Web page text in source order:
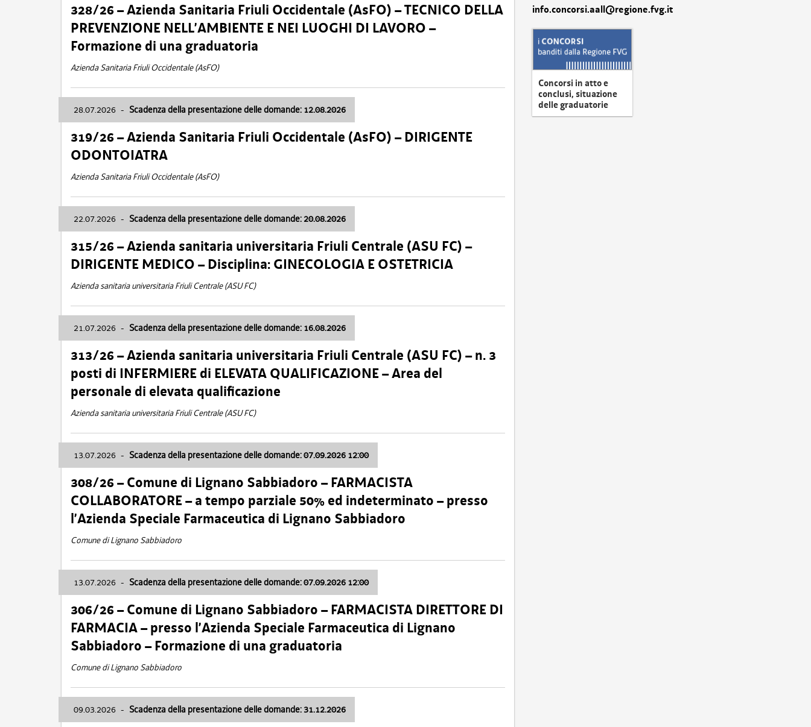
328/26 – Azienda Sanitaria Friuli Occidentale (AsFO) – TECNICO DELLA
PREVENZIONE NELL’AMBIENTE E NEI LUOGHI DI LAVORO –
Formazione di una graduatoria
Azienda Sanitaria Friuli Occidentale (AsFO)
28.07.2026 - Scadenza della presentazione delle domande: 12.08.2026
319/26 – Azienda Sanitaria Friuli Occidentale (AsFO) – DIRIGENTE
ODONTOIATRA
Azienda Sanitaria Friuli Occidentale (AsFO)
22.07.2026 - Scadenza della presentazione delle domande: 20.08.2026
315/26 – Azienda sanitaria universitaria Friuli Centrale (ASU FC) –
DIRIGENTE MEDICO – Disciplina: GINECOLOGIA E OSTETRICIA
Azienda sanitaria universitaria Friuli Centrale (ASU FC)
21.07.2026 - Scadenza della presentazione delle domande: 16.08.2026
313/26 – Azienda sanitaria universitaria Friuli Centrale (ASU FC) – n. 3
posti di INFERMIERE di ELEVATA QUALIFICAZIONE – Area del
personale di elevata qualificazione
Azienda sanitaria universitaria Friuli Centrale (ASU FC)
13.07.2026 - Scadenza della presentazione delle domande: 07.09.2026 12:00
308/26 – Comune di Lignano Sabbiadoro – FARMACISTA
COLLABORATORE – a tempo parziale 50% ed indeterminato – presso
l’Azienda Speciale Farmaceutica di Lignano Sabbiadoro
Comune di Lignano Sabbiadoro
13.07.2026 - Scadenza della presentazione delle domande: 07.09.2026 12:00
306/26 – Comune di Lignano Sabbiadoro – FARMACISTA DIRETTORE DI
FARMACIA – presso l’Azienda Speciale Farmaceutica di Lignano
Sabbiadoro – Formazione di una graduatoria
Comune di Lignano Sabbiadoro
09.03.2026 - Scadenza della presentazione delle domande: 31.12.2026
info.concorsi.aall@regione.fvg.it
Concorsi in atto e
conclusi, situazione
delle graduatorie